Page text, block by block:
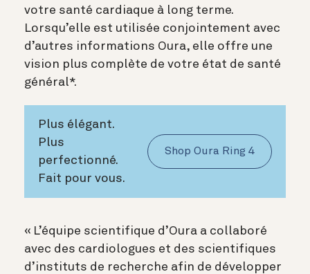
votre santé cardiaque à long terme.
Lorsqu’elle est utilisée conjointement avec
d’autres informations Oura, elle offre une
vision plus complète de votre état de santé
général*.
Plus élégant.
Plus
perfectionné.
Fait pour vous.
Shop Oura Ring 4
« L’équipe scientifique d’Oura a collaboré
avec des cardiologues et des scientifiques
d’instituts de recherche afin de développer